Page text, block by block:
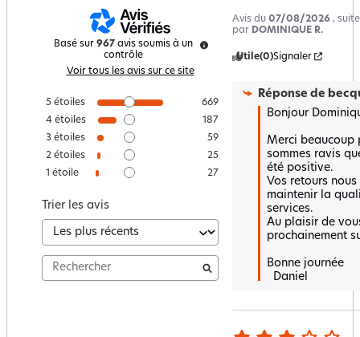
Basé sur 967 avis soumis à un
contrôle
Voir tous les avis sur ce site
5 étoiles
669
4 étoiles
187
3 étoiles
59
2 étoiles
25
1 étoile 27
Trier les avis
Avis du 07/08/2026 ,
par DOMINIQUE R.
Utile(0)Signaler
Réponse de
Bonjour
Merci beaucoup
sommes ravis
été positive.
Vos retours
maintenir la
services.
Au plaisir de
prochainement
Bonne journée
  Daniel